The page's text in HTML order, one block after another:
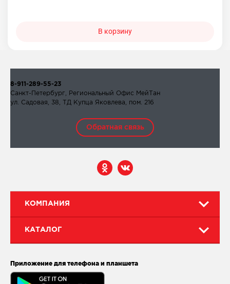
В корзину
КОМПАНИЯ
КАТАЛОГ
Приложение для телефона и планшета
8-911-289-55-23
Санкт-Петербург, Региональный Офис МейТан
ул. Садовая, 38, ТД Купца Яковлева, пом. 216
Обратная связь